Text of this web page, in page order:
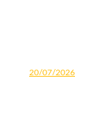
20/07/2026